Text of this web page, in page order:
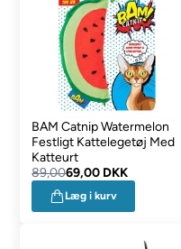
BAM Catnip Watermelon
Festligt Kattelegetøj Med
Katteurt
89,0069,00 DKK
Læg i kurv